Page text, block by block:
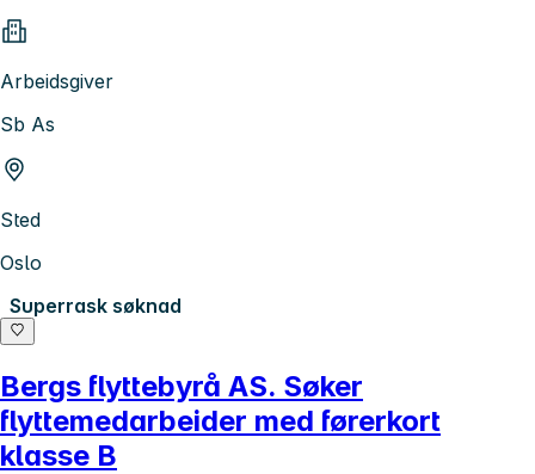
Arbeidsgiver
Sb As
Sted
Oslo
Superrask søknad
Bergs flyttebyrå AS. Søker
flyttemedarbeider med førerkort
klasse B